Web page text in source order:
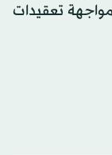
تعقيدات